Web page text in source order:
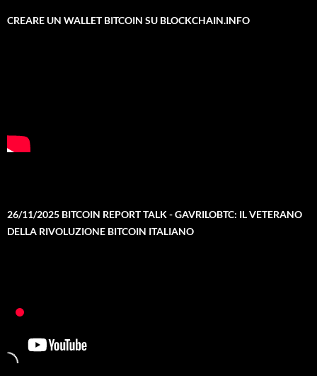
CREARE UN WALLET BITCOIN SU BLOCKCHAIN.INFO
26/11/2025 BITCOIN REPORT TALK - GAVRILOBTC: IL VETERANO
DELLA RIVOLUZIONE BITCOIN ITALIANO